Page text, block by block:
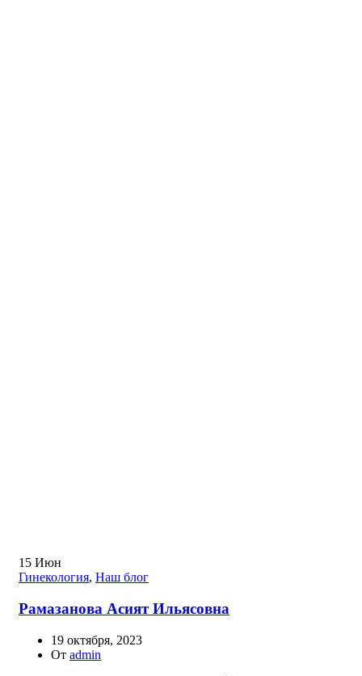
15 Июн
Гинекология, Наш блог
Рамазанова Асият Ильясовна
19 октября, 2023
От admin